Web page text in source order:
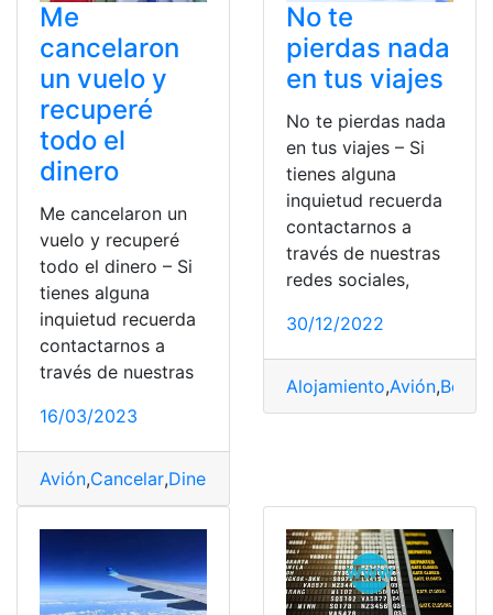
Me
cancelaron
un vuelo y
recuperé
todo el
dinero
Me cancelaron un
vuelo y recuperé
todo el dinero – Si
tienes alguna
inquietud recuerda
contactarnos a
través de nuestras
16/03/2023
Avión,Cancelar,Dinero
No te
pierdas nada
en tus viajes
No te pierdas nada
en tus viajes – Si
tienes alguna
inquietud recuerda
contactarnos a
través de nuestras
redes sociales,
30/12/2022
Alojamiento,Avión,